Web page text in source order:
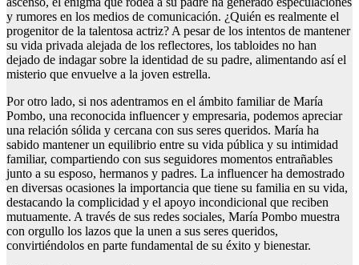
y rumores en los medios de comunicación. ¿Quién es realmente el
progenitor de la talentosa actriz? A pesar de los intentos de mantener
su vida privada alejada de los reflectores, los tabloides no han
dejado de indagar sobre la identidad de su padre, alimentando así el
misterio que envuelve a la joven estrella.
Por otro lado, si nos adentramos en el ámbito familiar de María
Pombo, una reconocida influencer y empresaria, podemos apreciar
una relación sólida y cercana con sus seres queridos. María ha
sabido mantener un equilibrio entre su vida pública y su intimidad
familiar, compartiendo con sus seguidores momentos entrañables
junto a su esposo, hermanos y padres. La influencer ha demostrado
en diversas ocasiones la importancia que tiene su familia en su vida,
destacando la complicidad y el apoyo incondicional que reciben
mutuamente. A través de sus redes sociales, María Pombo muestra
con orgullo los lazos que la unen a sus seres queridos,
convirtiéndolos en parte fundamental de su éxito y bienestar.